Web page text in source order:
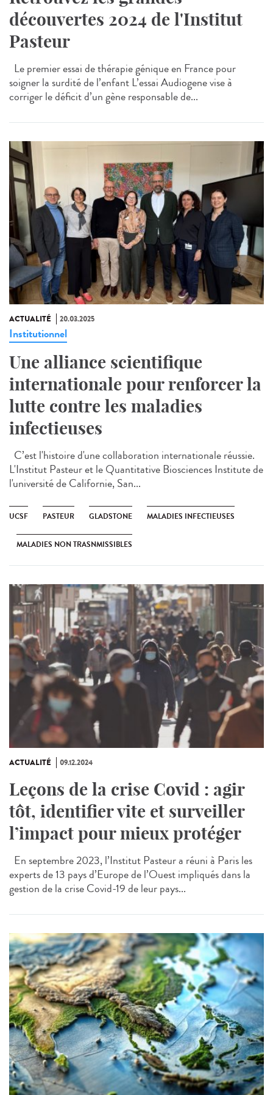
découvertes 2024 de l'Institut
Pasteur
Le premier essai de thérapie génique en France pour
soigner la surdité de l’enfant L’essai Audiogene vise à
corriger le déficit d’un gène responsable de...
ACTUALITÉ 20.03.2025
Institutionnel
Une alliance scientifique
internationale pour renforcer la
lutte contre les maladies
infectieuses
C’est l'histoire d'une collaboration internationale réussie.
L'Institut Pasteur et le Quantitative Biosciences Institute de
l'université de Californie, San...
UCSF PASTEUR GLADSTONE MALADIES INFECTIEUSES
MALADIES NON TRASNMISSIBLES
ACTUALITÉ 09.12.2024
Leçons de la crise Covid : agir
tôt, identifier vite et surveiller
l’impact pour mieux protéger
En septembre 2023, l’Institut Pasteur a réuni à Paris les
experts de 13 pays d’Europe de l’Ouest impliqués dans la
gestion de la crise Covid-19 de leur pays...